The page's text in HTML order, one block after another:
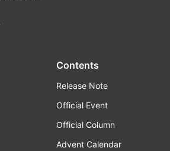
Contents
Release Note
Official Event
Official Column
Advent Calendar